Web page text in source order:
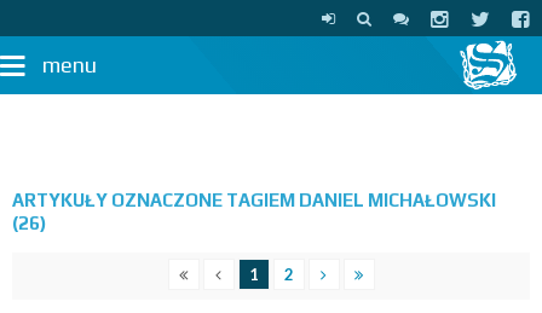
menu
ARTYKUŁY OZNACZONE TAGIEM DANIEL MICHAŁOWSKI
(26)
1 2